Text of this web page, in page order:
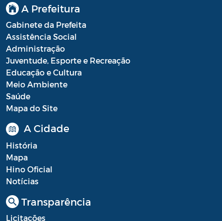
A Prefeitura
Gabinete da Prefeita
Assistência Social
Administração
Juventude, Esporte e Recreação
Educação e Cultura
Meio Ambiente
Saúde
Mapa do Site
A Cidade
História
Mapa
Hino Oficial
Notícias
Transparência
Licitações